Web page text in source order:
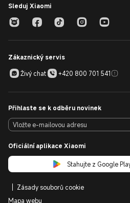
Sleduj Xiaomi
Zákaznický servis
Živý chat
+420 800 701 541
Přihlaste se k odběru novinek
Oficiální aplikace Xiaomi
Stahujte z Google
Zásady souborů cookie
Mapa webu